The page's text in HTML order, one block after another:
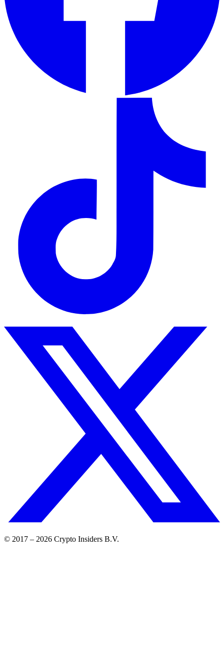
© 2017 – 2026 Crypto Insiders B.V.